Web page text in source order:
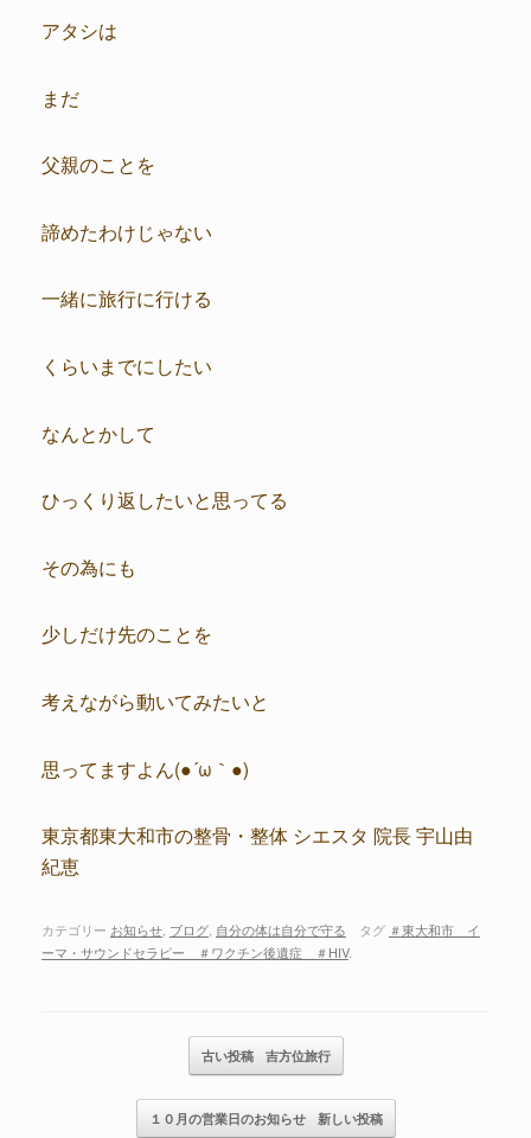
アタシは
まだ
父親のことを
諦めたわけじゃない
一緒に旅行に行ける
くらいまでにしたい
なんとかして
ひっくり返したいと思ってる
その為にも
少しだけ先のことを
考えながら動いてみたいと
思ってますよん(●´ω｀●)
東京都東大和市の整骨・整体 シエスタ 院長 宇山由
紀恵
カテゴリー お知らせ ブログ 自分の体は自分で守る タグ ＃東大和市 イ
ーマ・サウンドセラピー ＃ワクチン後遺症 ＃HIV.
古い投稿 吉方位旅行
１０月の営業日のお知らせ 新しい投稿